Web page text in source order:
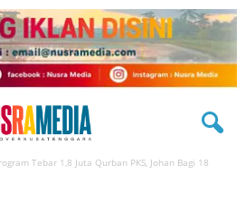
Tebar 1,8 Juta Qurban PKS, Johan Bagi 18